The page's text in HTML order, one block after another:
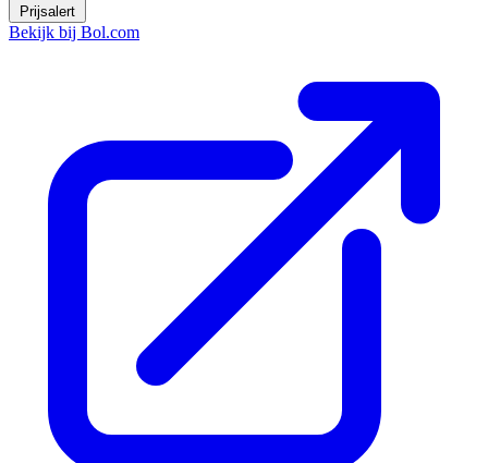
Prijsalert
Bekijk bij Bol.com